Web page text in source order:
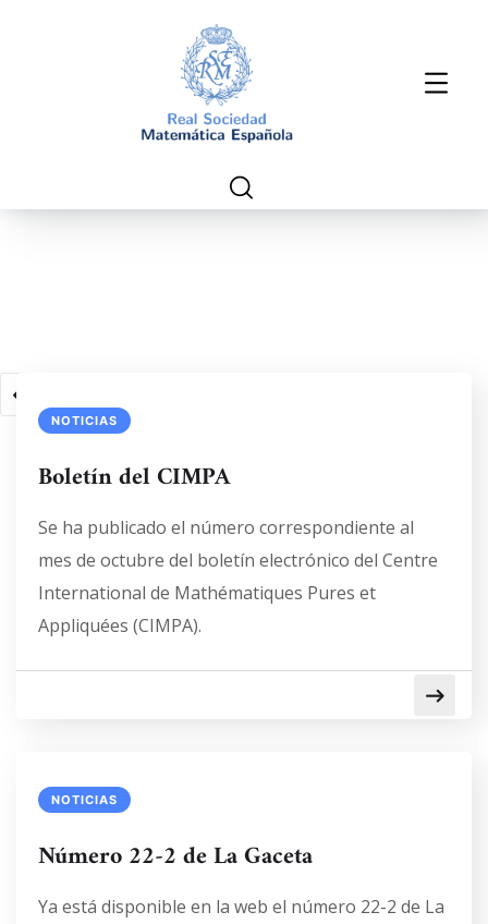
NOTICIAS
Boletín del CIMPA
Se ha publicado el número correspondiente al
mes de octubre del boletín electrónico del Centre
International de Mathématiques Pures et
Appliquées (CIMPA).
NOTICIAS
Número 22-2 de La Gaceta
Ya está disponible en la web el número 22-2 de La